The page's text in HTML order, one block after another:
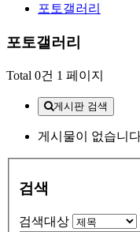
포토갤러리
포토갤러리
Total 0건 1 페이지
게시판 검색
게시물이 없습니
검색
검색대상